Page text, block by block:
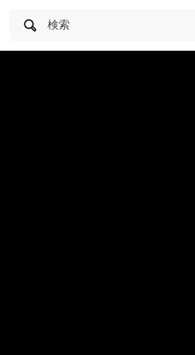
検索